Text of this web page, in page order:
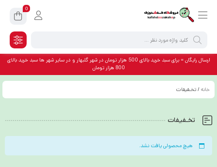
0
ارسال رایگان = برای سبد خرید بالای 500 هزار تومان در شهر گلبهار و در سایر شهر ها سبد خرید بالای
800 هزار تومان
خانه / تخـفیفات
تخـفیفات
هیچ محصولی یافت نشد.